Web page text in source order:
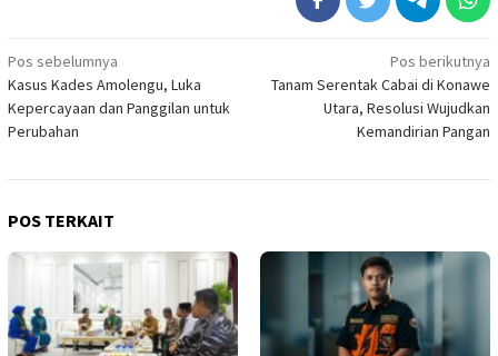
Navigasi
pos
Pos sebelumnya
Kasus Kades Amolengu, Luka
Kepercayaan dan Panggilan untuk
Perubahan
Pos berikutnya
Tanam Serentak Cabai di Konawe
Utara, Resolusi Wujudkan
Kemandirian Pangan
POS TERKAIT